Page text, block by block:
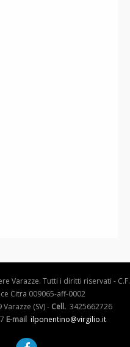
Varazze. Tutti i diritti riservati - C.F.
Citra 009065-aff-0002
(SV) - Cell. 3425662726
E-mail ilponentino@virgilio.it